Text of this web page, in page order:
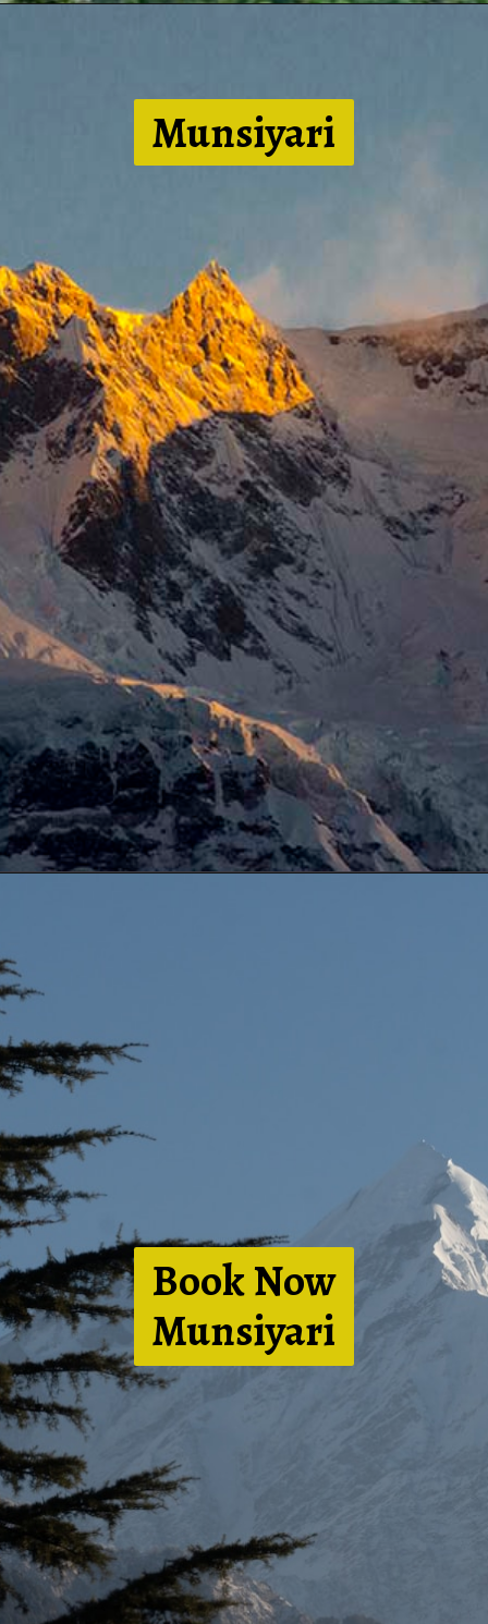
Munsiyari
Book Now
Munsiyari